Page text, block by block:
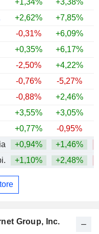
Group, Inc.
+2,62% +7,85%
-0,31% +6,09%
+0,35% +6,17%
-2,50% +4,22%
-0,76% -5,27%
-0,88% +2,46%
+3,55% +3,05%
+0,77%
-0,95%
+0,94% +1,46%
+1,10% +2,48%